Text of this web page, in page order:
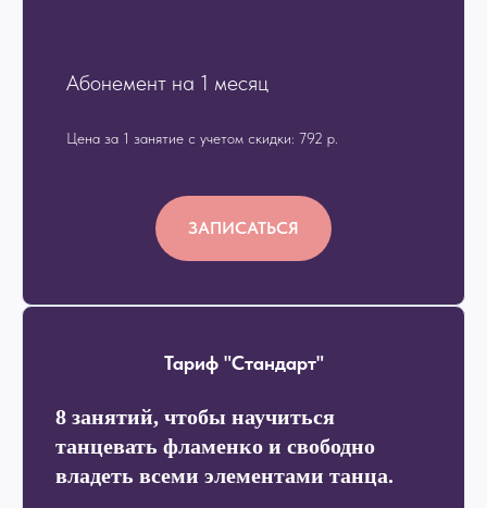
Абонемент на 1 месяц
Цена за 1 занятие с учетом скидки: 792 р.
ЗАПИСАТЬСЯ
Тариф "Стандарт"
8 занятий, чтобы научиться
танцевать фламенко и свободно
владеть всеми элементами танца.